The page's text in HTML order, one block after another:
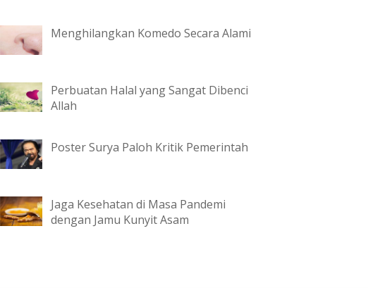
Menghilangkan Komedo Secara Alami
Perbuatan Halal yang Sangat Dibenci
Allah
Poster Surya Paloh Kritik Pemerintah
Jaga Kesehatan di Masa Pandemi
dengan Jamu Kunyit Asam